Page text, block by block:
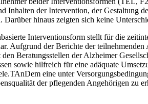
Inhalten der Intervention, der Gestaltung
Darüber hinaus zeigten sich keine
Interventionsform stellt für die
Aufgrund der Berichte der
Beratungsstellen der Alzheimer
sowie hilfreich für eine adäquate
eine unter
der pflegenden Angehörigen zu